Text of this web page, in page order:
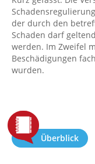
der durch den
Schaden darf
werden. Im Zweifel
Beschädigungen
wurden.
Überblick